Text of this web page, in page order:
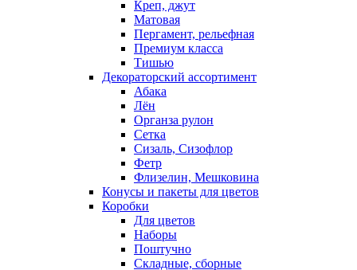
Креп, джут
Матовая
Пергамент, рельефная
Премиум класса
Тишью
Декораторский ассортимент
Абака
Лён
Органза рулон
Сетка
Сизаль, Сизофлор
Фетр
Флизелин, Мешковина
Конусы и пакеты для цветов
Коробки
Для цветов
Наборы
Поштучно
Складные, сборные